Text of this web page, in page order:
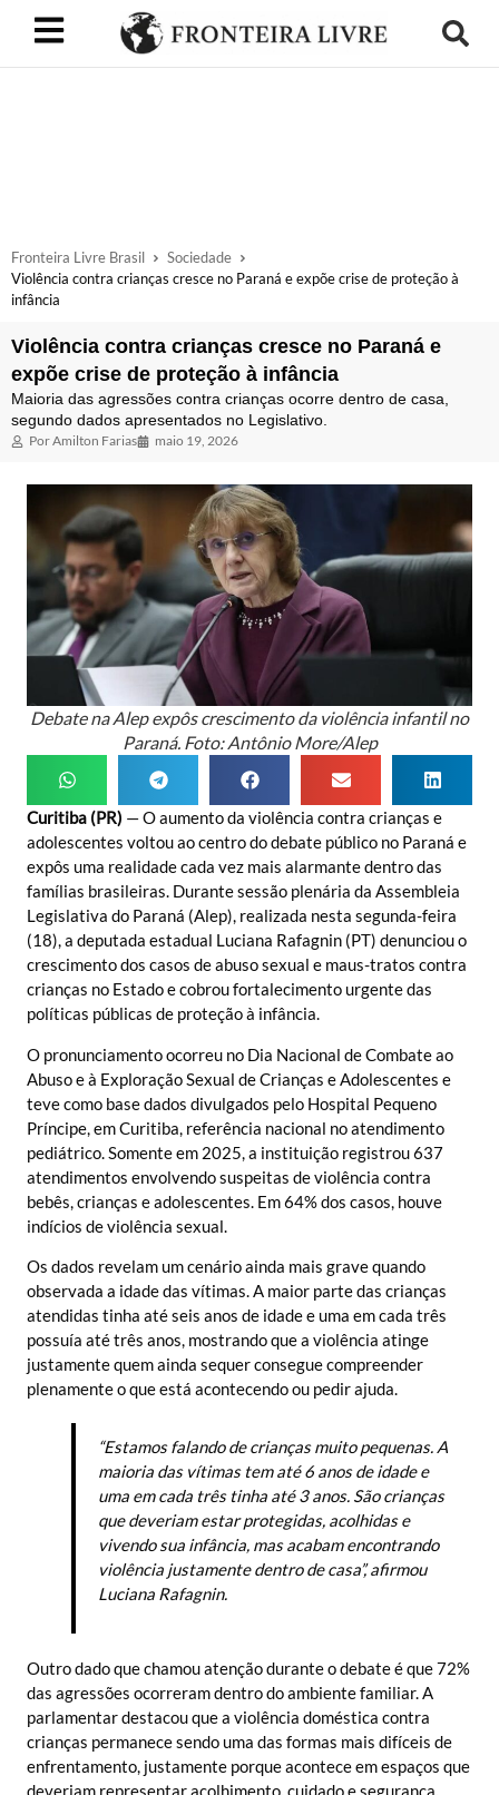
Fronteira Livre Brasil
Sociedade
Violência contra crianças cresce no Paraná e expõe crise de proteção à
infância
Violência contra crianças cresce no Paraná e
expõe crise de proteção à infância
Maioria das agressões contra crianças ocorre dentro de casa,
segundo dados apresentados no Legislativo.
PorAmilton Farias maio 19, 2026
Debate na Alep expôs crescimento da violência infantil no
Paraná. Foto: Antônio More/Alep
Curitiba (PR) — O aumento da violência contra crianças e
adolescentes voltou ao centro do debate público no Paraná e
expôs uma realidade cada vez mais alarmante dentro das
famílias brasileiras. Durante sessão plenária da Assembleia
Legislativa do Paraná (Alep), realizada nesta segunda-feira
(18), a deputada estadual Luciana Rafagnin (PT) denunciou o
crescimento dos casos de abuso sexual e maus-tratos contra
crianças no Estado e cobrou fortalecimento urgente das
políticas públicas de proteção à infância.
O pronunciamento ocorreu no Dia Nacional de Combate ao
Abuso e à Exploração Sexual de Crianças e Adolescentes e
teve como base dados divulgados pelo Hospital Pequeno
Príncipe, em Curitiba, referência nacional no atendimento
pediátrico. Somente em 2025, a instituição registrou 637
atendimentos envolvendo suspeitas de violência contra
bebês, crianças e adolescentes. Em 64% dos casos, houve
indícios de violência sexual.
Os dados revelam um cenário ainda mais grave quando
observada a idade das vítimas. A maior parte das crianças
atendidas tinha até seis anos de idade e uma em cada três
possuía até três anos, mostrando que a violência atinge
justamente quem ainda sequer consegue compreender
plenamente o que está acontecendo ou pedir ajuda.
“Estamos falando de crianças muito pequenas. A
maioria das vítimas tem até 6 anos de idade e
uma em cada três tinha até 3 anos. São crianças
que deveriam estar protegidas, acolhidas e
vivendo sua infância, mas acabam encontrando
violência justamente dentro de casa”, afirmou
Luciana Rafagnin.
Outro dado que chamou atenção durante o debate é que 72%
das agressões ocorreram dentro do ambiente familiar. A
parlamentar destacou que a violência doméstica contra
crianças permanece sendo uma das formas mais difíceis de
enfrentamento, justamente porque acontece em espaços que
deveriam representar acolhimento, cuidado e segurança.